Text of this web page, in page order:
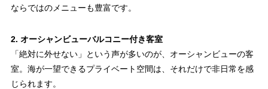
ならではのメニューも豊富です。
2. オーシャンビューバルコニー付き客室
「絶対に外せない」という声が多いのが、オーシャンビューの客
室。海が一望できるプライベート空間は、それだけで非日常を感
じられます。